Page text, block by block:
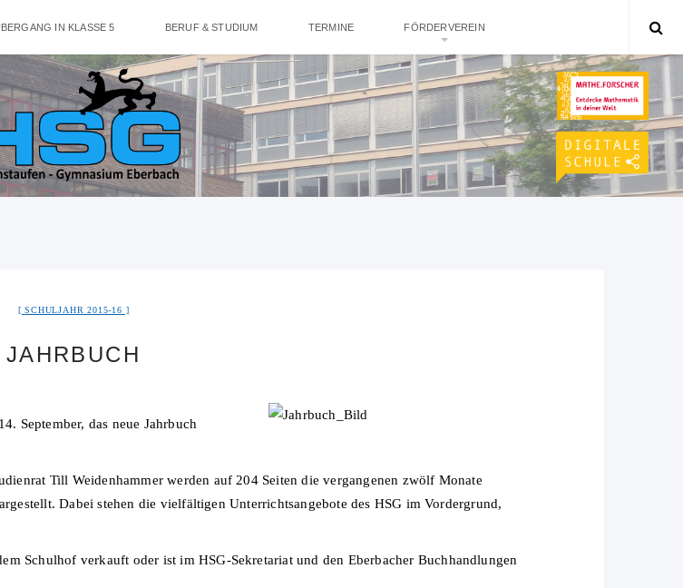
IN KLASSE 5 BERUF & STUDIUM TERMINE FÖRDERVEREIN
SCHULJAHR 2015-16
JAHRBUCH
September, das neue Jahrbuch
Till Weidenhammer werden auf 204 Seiten die vergangenen zwölf Monate
Dabei stehen die vielfältigen Unterrichtsangebote des HSG im Vordergrund,
Schulhof verkauft oder ist im HSG-Sekretariat und den Eberbacher Buchhandlungen